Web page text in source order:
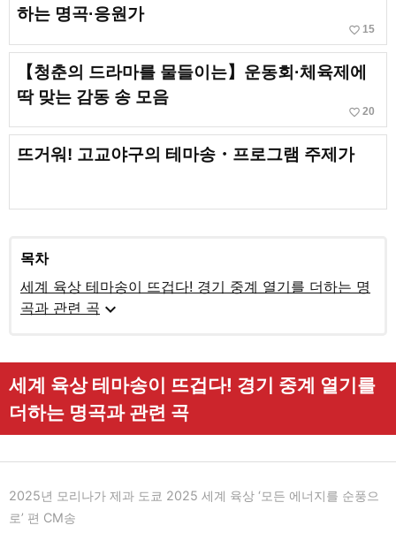
하는 명곡·응원가
favorite_border 15
【청춘의 드라마를 물들이는】운동회·체육제에
딱 맞는 감동 송 모음
favorite_border 20
뜨거워! 고교야구의 테마송・프로그램 주제가
목차
세계 육상 테마송이 뜨겁다! 경기 중계 열기를 더하는 명
곡과 관련 곡 expand_more
세계 육상 테마송이 뜨겁다! 경기 중계 열기를
더하는 명곡과 관련 곡
2025년 모리나가 제과 도쿄 2025 세계 육상 ‘모든 에너지를 순풍으
로’ 편 CM송